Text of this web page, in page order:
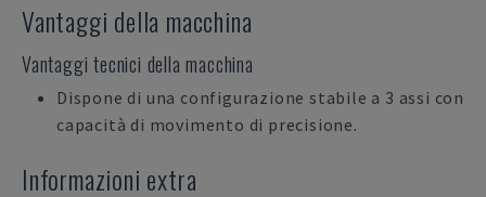
Vantaggi della macchina
Vantaggi tecnici della macchina
Dispone di una configurazione stabile a 3 assi con
capacità di movimento di precisione.
Informazioni extra